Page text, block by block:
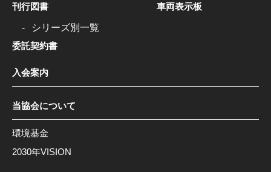
刊行図書
シリーズ別一覧
委託契約書
車両表示板
入会案内
当協会について
環境基金
2030年VISION